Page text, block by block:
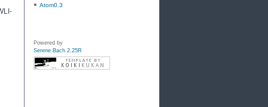
Atom0.3
Powered by
Serene Bach 2.25R